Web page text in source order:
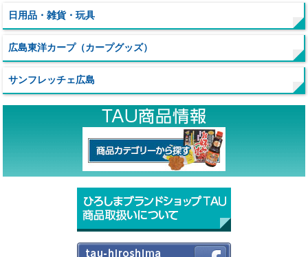
日用品・雑貨・玩具
広島東洋カープ（カープグッズ）
サンフレッチェ広島